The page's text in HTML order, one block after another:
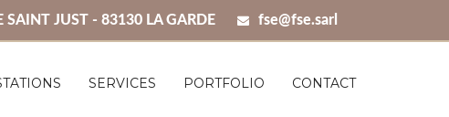
SAINT JUST - 83130 LA GARDE fse@fse.sarl
SERVICES PORTFOLIO CONTACT